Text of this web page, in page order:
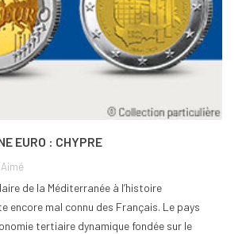
EURO : CHYPRE
Aimé
de la Méditerranée à l’histoire
encore mal connu des Français. Le pays
tertiaire dynamique fondée sur le